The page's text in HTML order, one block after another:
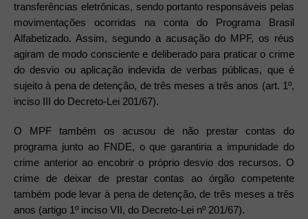
transferências eletrônicas, sendo portanto responsáveis pelas
movimentações ocorridas na conta do Programa Brasil
Alfabetizado. Assim, segundo a acusação do MPF, os réus
agiram de modo consciente e deliberado para praticar o crime
do desvio ou aplicação indevida de verbas públicas, que é
sujeito à pena de detenção, de três meses a três anos (art. 1º,
inciso III do Decreto-Lei 201/67).
O MPF também os acusou de não prestar contas do
programa junto ao FNDE, o que garantiria a impunidade do
crime anterior ao encobrir o próprio desvio dos recursos. O
crime de deixar de prestar contas ao órgão competente
também pode levar à pena de detenção, de três meses a três
anos (artigo 1º inciso VII, do Decreto-Lei nº 201/67).